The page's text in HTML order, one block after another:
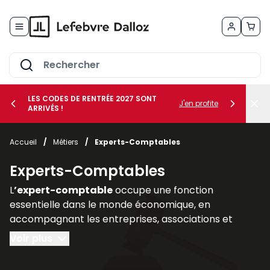
le sous-menu Vos métiers
le sous-menu Vos besoins
LES CODES DE RENTRÉE 2027 SONT
ARRIVÉS !
J'en profite
Accueil / Métiers / Experts-Comptables
Experts-Comptables
L’expert-comptableoccupe une fonction
essentielle dans le monde économique, en
accompagnant les entreprises, associations et
professions libérales dans la
obligations comptables, fiscales, sociales et